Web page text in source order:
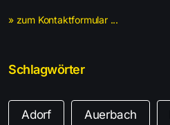
» zum Kontaktformular ...
Schlagwörter
Adorf Auerbach